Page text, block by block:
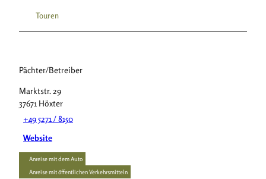
Touren
Pächter/Betreiber
Marktstr. 29
37671 Höxter
+49 5271 / 8150
Website
Anreise mit dem Auto
Anreise mit öffentlichen Verkehrsmitteln